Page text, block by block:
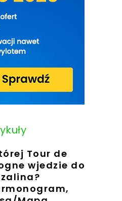
Tour de
wjedzie do